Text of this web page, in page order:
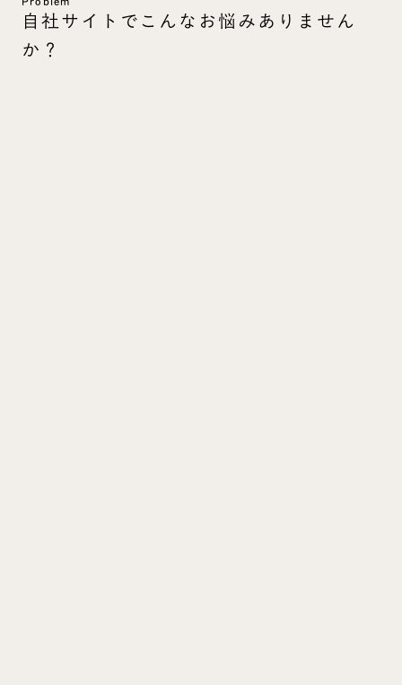
自社サイトでこんなお悩みありません
か？